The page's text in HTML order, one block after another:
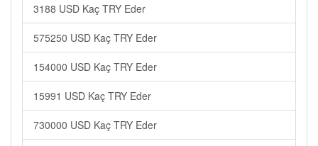
3188 USD Kaç TRY Eder
575250 USD Kaç TRY Eder
154000 USD Kaç TRY Eder
15991 USD Kaç TRY Eder
730000 USD Kaç TRY Eder